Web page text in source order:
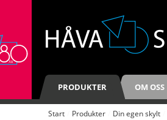
PRODUKTER OM OSS
Start Produkter Din egen skylt